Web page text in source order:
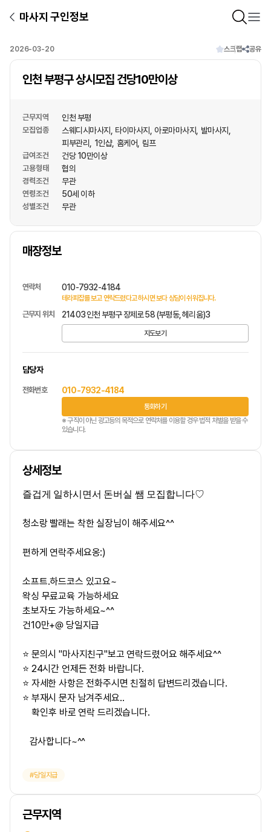
마사지 구인정보
2026-03-20 스크랩 공유
인천 부평구 상시모집 건당10만이상
근무지역 인천 부평
모집업종 스웨디시마사지 타이마사지 아로마마사지
발마사지
피부관리
1인샵 홈케어 림프
급여조건 건당 10만이상
고용형태 협의
경력조건 무관
연령조건 50세 이하
성별조건 무관
매장정보
상호명
연락처 010-7932-4184
테라피잡를 보고 연락드렸다고 하시면 보다 상담이 쉬워집니다.
근무지 위치 21403 인천 부평구 장제로 58 (부평동, 헤리움)3
지도보기
담당자
전화번호 010-7932-4184
통화하기
※ 구직이 아닌 광고등의 목적으로 연락처를 이용할 경우 법적 처벌을 받을 수
있습니다.
상세정보
즐겁게 일하시면서 돈버실 쌤 모집합니다♡
청소랑 빨래는 착한 실장님이 해주세요^^
편하게 연락주세요옹:)
소프트.하드코스 있고요~
왁싱 무료교육 가능하세요
초보자도 가능하세요~^^
건10만+@ 당일지급
⭐ 문의시 "마사지친구"보고 연락드렸어요 해주세요^^
⭐ 24시간 언제든 전화 바랍니다.
⭐ 자세한 사항은 전화주시면 친절히 답변드리겠습니다.
⭐ 부재시 문자 남겨주세요..
확인후 바로 연락 드리겠습니다.
감사합니다~^^
당일지급
근무지역